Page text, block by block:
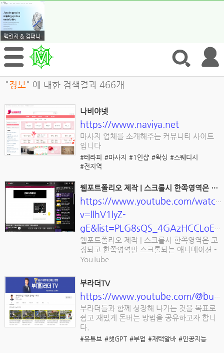
맥킨지 & 컴퍼니
"정보 " 에 대한 검색결과 466개
나비야넷
https://www.naviya.net
마사지 업체를 소개해주는 커뮤니티 사이트
입니다
#테라피 #마사지 #1인샵 #왁싱 #스웨디시
#전지역
웹포트폴리오 제작 | 스크롤시 한쪽영역은 고정되고 한쪽영역만 스크롤되는 애니메이션 - Yo
https://www.youtube.com/
v=llhV1lyZ-
gE&list=PLG8sQS_4GAzHCCLoEQ8vRLleE5NvBDYsK
웹포트폴리오 제작 | 스크롤시 한쪽영역은 고
정되고 한쪽영역만 스크롤되는 애니메이션 -
YouTube
부라더TV
https://www.youtube.com/@burother
부라더들과 함께 성장해 나가는 것을 목표로
쉽고 재밌게 돈버는 방법을 공유하고자 합니
다.
#유튜브 #챗GPT #부업 #재택알바 #인공지능